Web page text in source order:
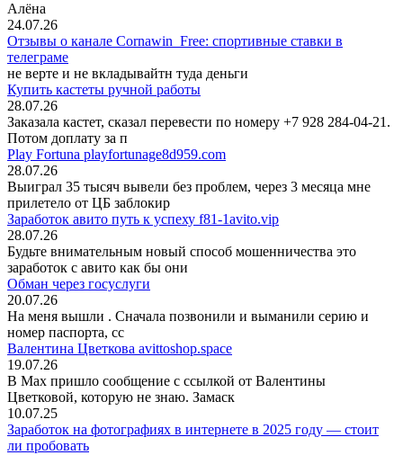
Алёна
24.07.26
Отзывы о канале Cornawin_Free: спортивные ставки в
телеграме
не верте и не вкладывайтн туда деньги
Купить кастеты ручной работы
28.07.26
Заказала кастет, сказал перевести по номеру +7 928 284-04-21.
Потом доплату за п
Play Fortuna playfortunage8d959.com
28.07.26
Выиграл 35 тысяч вывели без проблем, через 3 месяца мне
прилетело от ЦБ заблокир
Заработок авито путь к успеху f81-1avito.vip
28.07.26
Будьте внимательным новый способ мошенничества это
заработок с авито как бы они
Обман через госуслуги
20.07.26
На меня вышли . Сначала позвонили и выманили серию и
номер паспорта, сс
Валентина Цветкова avittoshop.space
19.07.26
В Мах пришло сообщение с ссылкой от Валентины
Цветковой, которую не знаю. Замаск
10.07.25
Заработок на фотографиях в интернете в 2025 году — стоит
ли пробовать